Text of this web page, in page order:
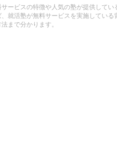
ービスの特徴や人気の塾が提供してい
就活塾が無料サービスを実施している
まで分かります。